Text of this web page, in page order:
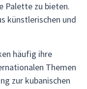
Palette zu bieten.
künstlerischen und
häufig ihre
Themen
zur kubanischen